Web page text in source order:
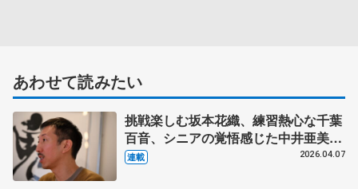
あわせて読みたい
挑戦楽しむ坂本花織、練習熱心な千葉
百音、シニアの覚悟感じた中井亜美
ダンサー、振付家の小㞍健太さんが見
連載 2026.04.07